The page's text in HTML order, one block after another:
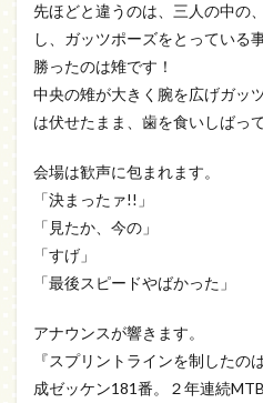
先ほどと違うのは、三人の中の
し、ガッツポーズをとっている事
勝ったのは雉です！
中央の雉が大きく腕を広げガッ
は伏せたまま、歯を食いしばっ
会場は歓声に包まれます。
「決まったァ!!」
「見たか、今の」
「すげ」
「最後スピードやばかった」
アナウンスが響きます。
『スプリントラインを制したの
成ゼッケン181番。２年連続